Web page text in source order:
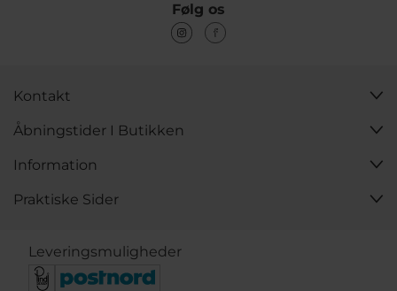
Følg os
Kontakt
Åbningstider I Butikken
Information
Praktiske Sider
Leveringsmuligheder